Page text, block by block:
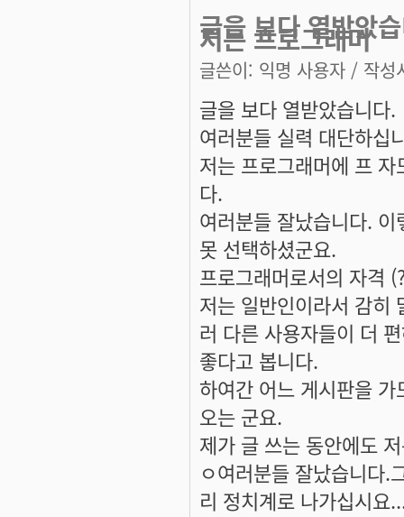
글을 보다 열받았
저는 프로그래머
글쓴이: 익명 사용자 / 작성
글을 보다 열받았습니다.
여러분들 실력 대단하십
저는 프로그래머에 프
다.
여러분들 잘났습니다.
못 선택하셨군요.
프로그래머로서의 자격
저는 일반인이라서 감히
러 다른 사용자들이 더
좋다고 봅니다.
하여간 어느 게시판을
오는 군요.
제가 글 쓰는 동안에도
ㅇ여러분들 잘났습니다.
리 정치계로 나가십시요